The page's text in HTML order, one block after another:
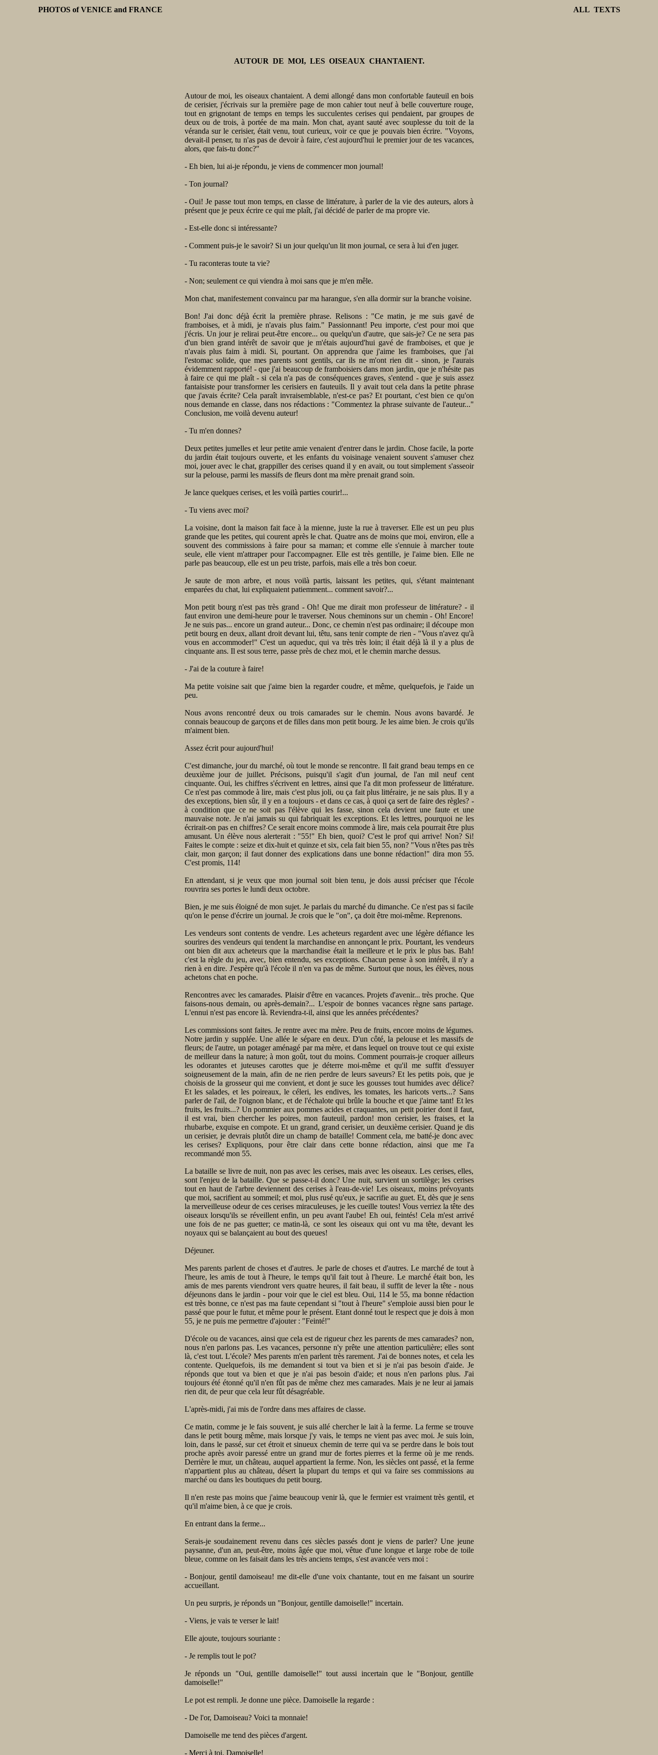
PHOTOS of VENICE and FRANCE ALL TEXTS
AUTOUR DE MOI, LES OISEAUX CHANTAIENT.
Autour de moi, les oiseaux chantaient. A demi allongé dans mon confortable fauteuil en bois
de cerisier, j'écrivais sur la première page de mon cahier tout neuf à belle couverture rouge,
tout en grignotant de temps en temps les succulentes cerises qui pendaient, par groupes de
deux ou de trois, à portée de ma main. Mon chat, ayant sauté avec souplesse du toit de la
véranda sur le cerisier, était venu, tout curieux, voir ce que je pouvais bien écrire. "Voyons,
devait-il penser, tu n'as pas de devoir à faire, c'est aujourd'hui le premier jour de tes vacances,
alors, que fais-tu donc?"
- Eh bien, lui ai-je répondu, je viens de commencer mon journal!
- Ton journal?
- Oui! Je passe tout mon temps, en classe de littérature, à parler de la vie des auteurs, alors à
présent que je peux écrire ce qui me plaît, j'ai décidé de parler de ma propre vie.
- Est-elle donc si intéressante?
- Comment puis-je le savoir? Si un jour quelqu'un lit mon journal, ce sera à lui d'en juger.
- Tu raconteras toute ta vie?
- Non; seulement ce qui viendra à moi sans que je m'en mêle.
Mon chat, manifestement convaincu par ma harangue, s'en alla dormir sur la branche voisine.
Bon! J'ai donc déjà écrit la première phrase. Relisons : "Ce matin, je me suis gavé de
framboises, et à midi, je n'avais plus faim." Passionnant! Peu importe, c'est pour moi que
j'écris. Un jour je relirai peut-être encore... ou quelqu'un d'autre, que sais-je? Ce ne sera pas
d'un bien grand intérêt de savoir que je m'étais aujourd'hui gavé de framboises, et que je
n'avais plus faim à midi. Si, pourtant. On apprendra que j'aime les framboises, que j'ai
l'estomac solide, que mes parents sont gentils, car ils ne m'ont rien dit - sinon, je l'aurais
évidemment rapporté! - que j'ai beaucoup de framboisiers dans mon jardin, que je n'hésite pas
à faire ce qui me plaît - si cela n'a pas de conséquences graves, s'entend - que je suis assez
fantaisiste pour transformer les cerisiers en fauteuils. Il y avait tout cela dans la petite phrase
que j'avais écrite? Cela paraît invraisemblable, n'est-ce pas? Et pourtant, c'est bien ce qu'on
nous demande en classe, dans nos rédactions : "Commentez la phrase suivante de l'auteur..."
Conclusion, me voilà devenu auteur!
- Tu m'en donnes?
Deux petites jumelles et leur petite amie venaient d'entrer dans le jardin. Chose facile, la porte
du jardin était toujours ouverte, et les enfants du voisinage venaient souvent s'amuser chez
moi, jouer avec le chat, grappiller des cerises quand il y en avait, ou tout simplement s'asseoir
sur la pelouse, parmi les massifs de fleurs dont ma mère prenait grand soin.
Je lance quelques cerises, et les voilà parties courir!...
- Tu viens avec moi?
La voisine, dont la maison fait face à la mienne, juste la rue à traverser. Elle est un peu plus
grande que les petites, qui courent après le chat. Quatre ans de moins que moi, environ, elle a
souvent des commissions à faire pour sa maman; et comme elle s'ennuie à marcher toute
seule, elle vient m'attraper pour l'accompagner. Elle est très gentille, je l'aime bien. Elle ne
parle pas beaucoup, elle est un peu triste, parfois, mais elle a très bon coeur.
Je saute de mon arbre, et nous voilà partis, laissant les petites, qui, s'étant maintenant
emparées du chat, lui expliquaient patiemment... comment savoir?...
Mon petit bourg n'est pas très grand - Oh! Que me dirait mon professeur de littérature? - il
faut environ une demi-heure pour le traverser. Nous cheminons sur un chemin - Oh! Encore!
Je ne suis pas... encore un grand auteur... Donc, ce chemin n'est pas ordinaire; il découpe mon
petit bourg en deux, allant droit devant lui, têtu, sans tenir compte de rien - "Vous n'avez qu'à
vous en accommoder!" C'est un aqueduc, qui va très très loin; il était déjà là il y a plus de
cinquante ans. Il est sous terre, passe près de chez moi, et le chemin marche dessus.
- J'ai de la couture à faire!
Ma petite voisine sait que j'aime bien la regarder coudre, et même, quelquefois, je l'aide un
peu.
Nous avons rencontré deux ou trois camarades sur le chemin. Nous avons bavardé. Je
connais beaucoup de garçons et de filles dans mon petit bourg. Je les aime bien. Je crois qu'ils
m'aiment bien.
Assez écrit pour aujourd'hui!
C'est dimanche, jour du marché, où tout le monde se rencontre. Il fait grand beau temps en ce
deuxième jour de juillet. Précisons, puisqu'il s'agit d'un journal, de l'an mil neuf cent
cinquante. Oui, les chiffres s'écrivent en lettres, ainsi que l'a dit mon professeur de littérature.
Ce n'est pas commode à lire, mais c'est plus joli, ou ça fait plus littéraire, je ne sais plus. Il y a
des exceptions, bien sûr, il y en a toujours - et dans ce cas, à quoi ça sert de faire des règles? -
à condition que ce ne soit pas l'élève qui les fasse, sinon cela devient une faute et une
mauvaise note. Je n'ai jamais su qui fabriquait les exceptions. Et les lettres, pourquoi ne les
écrirait-on pas en chiffres? Ce serait encore moins commode à lire, mais cela pourrait être plus
amusant. Un élève nous alerterait : "55!" Eh bien, quoi? C'est le prof qui arrive! Non? Si!
Faites le compte : seize et dix-huit et quinze et six, cela fait bien 55, non? "Vous n'êtes pas très
clair, mon garçon; il faut donner des explications dans une bonne rédaction!" dira mon 55.
C'est promis, 114!
En attendant, si je veux que mon journal soit bien tenu, je dois aussi préciser que l'école
rouvrira ses portes le lundi deux octobre.
Bien, je me suis éloigné de mon sujet. Je parlais du marché du dimanche. Ce n'est pas si facile
qu'on le pense d'écrire un journal. Je crois que le "on", ça doit être moi-même. Reprenons.
Les vendeurs sont contents de vendre. Les acheteurs regardent avec une légère défiance les
sourires des vendeurs qui tendent la marchandise en annonçant le prix. Pourtant, les vendeurs
ont bien dit aux acheteurs que la marchandise était la meilleure et le prix le plus bas. Bah!
c'est la règle du jeu, avec, bien entendu, ses exceptions. Chacun pense à son intérêt, il n'y a
rien à en dire. J'espère qu'à l'école il n'en va pas de même. Surtout que nous, les élèves, nous
achetons chat en poche.
Rencontres avec les camarades. Plaisir d'être en vacances. Projets d'avenir... très proche. Que
faisons-nous demain, ou après-demain?... L'espoir de bonnes vacances règne sans partage.
L'ennui n'est pas encore là. Reviendra-t-il, ainsi que les années précédentes?
Les commissions sont faites. Je rentre avec ma mère. Peu de fruits, encore moins de légumes.
Notre jardin y supplée. Une allée le sépare en deux. D'un côté, la pelouse et les massifs de
fleurs; de l'autre, un potager aménagé par ma mère, et dans lequel on trouve tout ce qui existe
de meilleur dans la nature; à mon goût, tout du moins. Comment pourrais-je croquer ailleurs
les odorantes et juteuses carottes que je déterre moi-même et qu'il me suffit d'essuyer
soigneusement de la main, afin de ne rien perdre de leurs saveurs? Et les petits pois, que je
choisis de la grosseur qui me convient, et dont je suce les gousses tout humides avec délice?
Et les salades, et les poireaux, le céleri, les endives, les tomates, les haricots verts...? Sans
parler de l'ail, de l'oignon blanc, et de l'échalote qui brûle la bouche et que j'aime tant! Et les
fruits, les fruits...? Un pommier aux pommes acides et craquantes, un petit poirier dont il faut,
il est vrai, bien chercher les poires, mon fauteuil, pardon! mon cerisier, les fraises, et la
rhubarbe, exquise en compote. Et un grand, grand cerisier, un deuxième cerisier. Quand je dis
un cerisier, je devrais plutôt dire un champ de bataille! Comment cela, me batté-je donc avec
les cerises? Expliquons, pour être clair dans cette bonne rédaction, ainsi que me l'a
recommandé mon 55.
La bataille se livre de nuit, non pas avec les cerises, mais avec les oiseaux. Les cerises, elles,
sont l'enjeu de la bataille. Que se passe-t-il donc? Une nuit, survient un sortilège; les cerises
tout en haut de l'arbre deviennent des cerises à l'eau-de-vie! Les oiseaux, moins prévoyants
que moi, sacrifient au sommeil; et moi, plus rusé qu'eux, je sacrifie au guet. Et, dès que je sens
la merveilleuse odeur de ces cerises miraculeuses, je les cueille toutes! Vous verriez la tête des
oiseaux lorsqu'ils se réveillent enfin, un peu avant l'aube! Eh oui, feintés! Cela m'est arrivé
une fois de ne pas guetter; ce matin-là, ce sont les oiseaux qui ont vu ma tête, devant les
noyaux qui se balançaient au bout des queues!
Déjeuner.
Mes parents parlent de choses et d'autres. Je parle de choses et d'autres. Le marché de tout à
l'heure, les amis de tout à l'heure, le temps qu'il fait tout à l'heure. Le marché était bon, les
amis de mes parents viendront vers quatre heures, il fait beau, il suffit de lever la tête - nous
déjeunons dans le jardin - pour voir que le ciel est bleu. Oui, 114 le 55, ma bonne rédaction
est très bonne, ce n'est pas ma faute cependant si "tout à l'heure" s'emploie aussi bien pour le
passé que pour le futur, et même pour le présent. Etant donné tout le respect que je dois à mon
55, je ne puis me permettre d'ajouter : "Feinté!"
D'école ou de vacances, ainsi que cela est de rigueur chez les parents de mes camarades? non,
nous n'en parlons pas. Les vacances, personne n'y prête une attention particulière; elles sont
là, c'est tout. L'école? Mes parents m'en parlent très rarement. J'ai de bonnes notes, et cela les
contente. Quelquefois, ils me demandent si tout va bien et si je n'ai pas besoin d'aide. Je
réponds que tout va bien et que je n'ai pas besoin d'aide; et nous n'en parlons plus. J'ai
toujours été étonné qu'il n'en fût pas de même chez mes camarades. Mais je ne leur ai jamais
rien dit, de peur que cela leur fût désagréable.
L'après-midi, j'ai mis de l'ordre dans mes affaires de classe.
Ce matin, comme je le fais souvent, je suis allé chercher le lait à la ferme. La ferme se trouve
dans le petit bourg même, mais lorsque j'y vais, le temps ne vient pas avec moi. Je suis loin,
loin, dans le passé, sur cet étroit et sinueux chemin de terre qui va se perdre dans le bois tout
proche après avoir paressé entre un grand mur de fortes pierres et la ferme où je me rends.
Derrière le mur, un château, auquel appartient la ferme. Non, les siècles ont passé, et la ferme
n'appartient plus au château, désert la plupart du temps et qui va faire ses commissions au
marché ou dans les boutiques du petit bourg.
Il n'en reste pas moins que j'aime beaucoup venir là, que le fermier est vraiment très gentil, et
qu'il m'aime bien, à ce que je crois.
En entrant dans la ferme...
Serais-je soudainement revenu dans ces siècles passés dont je viens de parler? Une jeune
paysanne, d'un an, peut-être, moins âgée que moi, vêtue d'une longue et large robe de toile
bleue, comme on les faisait dans les très anciens temps, s'est avancée vers moi :
- Bonjour, gentil damoiseau! me dit-elle d'une voix chantante, tout en me faisant un sourire
accueillant.
Un peu surpris, je réponds un "Bonjour, gentille damoiselle!" incertain.
- Viens, je vais te verser le lait!
Elle ajoute, toujours souriante :
- Je remplis tout le pot?
Je réponds un "Oui, gentille damoiselle!" tout aussi incertain que le "Bonjour, gentille
damoiselle!"
Le pot est rempli. Je donne une pièce. Damoiselle la regarde :
- De l'or, Damoiseau? Voici ta monnaie!
Damoiselle me tend des pièces d'argent.
- Merci à toi, Damoiselle!